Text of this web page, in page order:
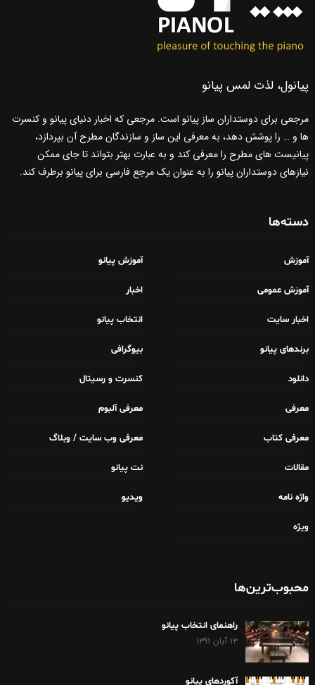
پیانول، لذت لمس پیانو
مرجعی برای دوستداران ساز پیانو است. مرجعی که اخبار دنیای پیانو و کنسرت
ها و … را پوشش دهد، به معرفی این ساز و سازندگان مطرح آن بپردازد،
پیانیست های مطرح را معرفی کند و به عبارت بهتر بتواند تا جای ممکن
نیازهای دوستداران پیانو را به عنوان یک مرجع فارسی برای پیانو برطرف کند.
دسته‌ها
آموزش آموزش پیانو
آموزش عمومی اخبار
اخبار سایت انتخاب پیانو
برندهای پیانو بیوگرافی
دانلود کنسرت و رسیتال
معرفی معرفی آلبوم
معرفی کتاب معرفی وب سایت / وبلاگ
مقالات نت پیانو
واژه نامه ویدیو
ویژه
محبوب‌ترین‌ها
راهنمای انتخاب پیانو
۱۳ آبان ۱۳۹۱
آکوردهای پیانو